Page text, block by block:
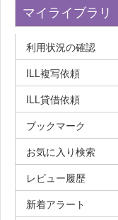
マイライブラリ
利用状況の確認
ILL複写依頼
ILL貸借依頼
ブックマーク
お気に入り検索
レビュー履歴
新着アラート